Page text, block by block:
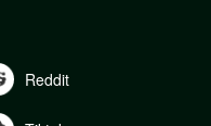
Reddit